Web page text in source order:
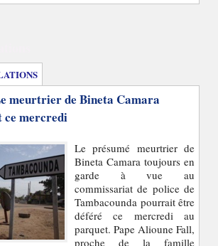
meurtrier de Bineta Camara
ce mercredi
Le présumé meurtrier de
Bineta Camara toujours en
garde à vue au
commissariat de police de
Tambacounda pourrait être
déféré ce mercredi au
parquet. Pape Alioune Fall,
proche de la famille